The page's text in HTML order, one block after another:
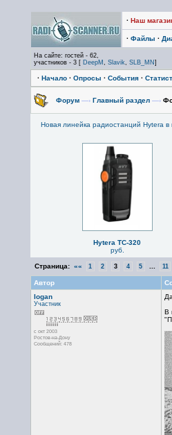
· Наш
· Файлы ·
На сайте: гостей - 62,
участников - 3 [ DeepM , Slavik, SLB_MN ]
· Начало· Опросы · События·
Форум —› Главный раздел —›
Новая линейка радиостанций Hytera
Hytera TC-320
руб.
Страница: «« 1 2 3 4 5 11
Автор
Iogan
Участник
с окт 2003
Ростов-на-Дону
Сообщений: 478
В